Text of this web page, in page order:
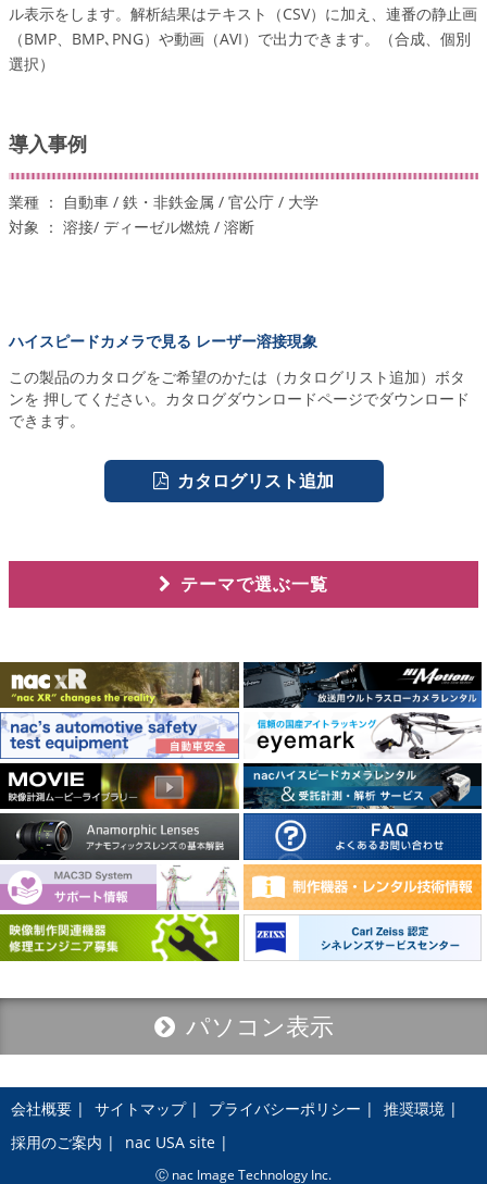
ル表示をします。解析結果はテキスト（CSV）に加え、連番の静止画
（BMP、BMP､PNG）や動画（AVI）で出力できます。（合成、個別
選択）
導入事例
業種 ： 自動車 / 鉄・非鉄金属 / 官公庁 / 大学
対象 ： 溶接/ ディーゼル燃焼 / 溶断
ハイスピードカメラで見る レーザー溶接現象
この製品のカタログをご希望のかたは（カタログリスト追加）ボタ
ンを 押してください。カタログダウンロードページでダウンロード
できます。
カタログリスト追加
テーマで選ぶ一覧
パソコン表示
会社概要 サイトマップ プライバシーポリシー
推奨環境
採用のご案内
nac USA site
Ⓒ nac Image Technology Inc.